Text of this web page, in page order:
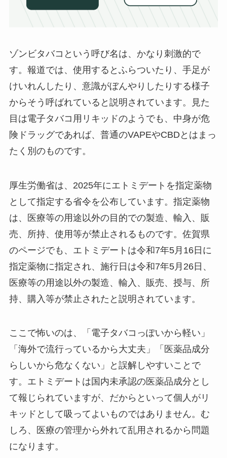
ゾンビタバコという呼び名は、かなり刺激的で
す。報道では、使用するとふらついたり、手足が
けいれんしたり、意識がぼんやりしたりする様子
からそう呼ばれていると説明されています。見た
目は電子タバコ用リキッドのようでも、中身が危
険ドラッグであれば、普通のVAPEやCBDとはまっ
たく別のものです。
厚生労働省は、2025年にエトミデートを指定薬物
として指定する省令を公布しています。指定薬物
は、医療等の用途以外の目的での製造、輸入、販
売、所持、使用等が禁止されるものです。佐賀県
のページでも、エトミデートは令和7年5月16日に
指定薬物に指定され、施行日は令和7年5月26日、
医療等の用途以外の製造、輸入、販売、授与、所
持、購入等が禁止されたと説明されています。
ここで怖いのは、「電子タバコっぽいから軽い」
「海外で流行っているから大丈夫」「医薬品成分
らしいから危なくない」と誤解しやすいことで
す。エトミデートは国内未承認の医薬品成分とし
て報じられていますが、だからといって個人がリ
キッドとして吸ってよいものではありません。む
しろ、医療の管理から外れて乱用されるから問題
になります。